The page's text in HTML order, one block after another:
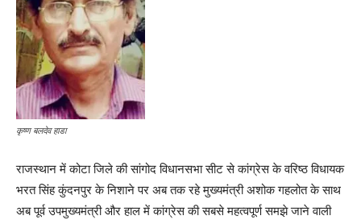
कृष्ण बलदेव हाडा
राजस्थान में कोटा जिले की सांगोद विधानसभा सीट से कांग्रेस के वरिष्ठ विधायक
भरत सिंह कुंदनपुर के निशाने पर अब तक रहे मुख्यमंत्री अशोक गहलोत के साथ
अब पूर्व उपमुख्यमंत्री और हाल में कांग्रेस की सबसे महत्वपूर्ण समझे जाने वाली